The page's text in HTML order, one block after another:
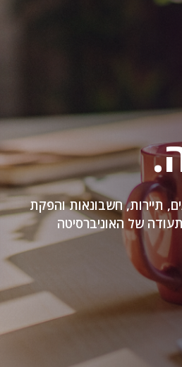
תיירות, חשבונאות והפקת
תעודה של האוניברסיטה